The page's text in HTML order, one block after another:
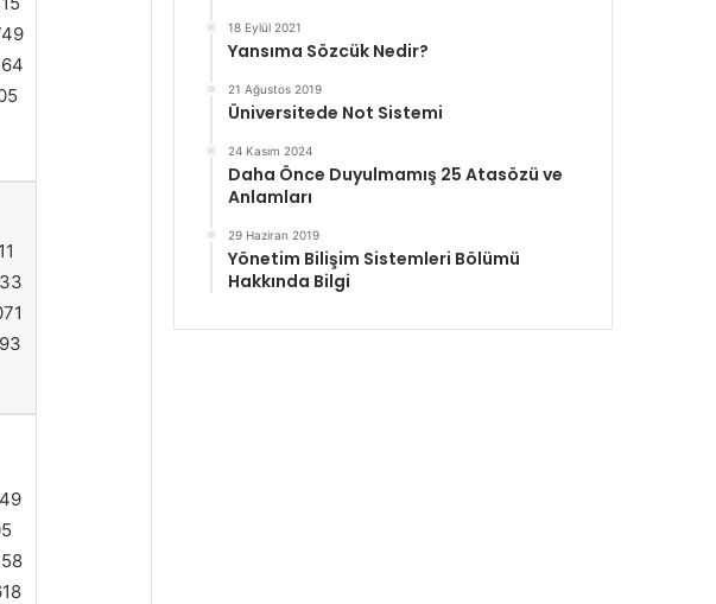
18 Eylül 2021
Yansıma Sözcük Nedir?
21 Ağustos 2019
Üniversitede Not Sistemi
24 Kasım 2024
Daha Önce Duyulmamış 25 Atasözü ve
Anlamları
29 Haziran 2019
Yönetim Bilişim Sistemleri Bölümü
Hakkında Bilgi